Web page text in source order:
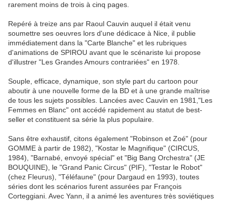
rarement moins de trois à cinq pages.
Repéré à treize ans par Raoul Cauvin auquel il était venu
soumettre ses oeuvres lors d'une dédicace à Nice, il publie
immédiatement dans la "Carte Blanche" et les rubriques
d'animations de SPIROU avant que le scénariste lui propose
d'illustrer "Les Grandes Amours contrariées" en 1978.
Souple, efficace, dynamique, son style part du cartoon pour
aboutir à une nouvelle forme de la BD et à une grande maîtrise
de tous les sujets possibles. Lancées avec Cauvin en 1981,"Les
Femmes en Blanc" ont accédé rapidement au statut de best-
seller et constituent sa série la plus populaire.
Sans être exhaustif, citons également "Robinson et Zoé" (pour
GOMME à partir de 1982), "Kostar le Magnifique" (CIRCUS,
1984), "Barnabé, envoyé spécial" et "Big Bang Orchestra" (JE
BOUQUINE), le "Grand Panic Circus" (PIF), "Testar le Robot"
(chez Fleurus), "Téléfaune" (pour Dargaud en 1993), toutes
séries dont les scénarios furent assurées par François
Corteggiani. Avec Yann, il a animé les aventures très soviétiques